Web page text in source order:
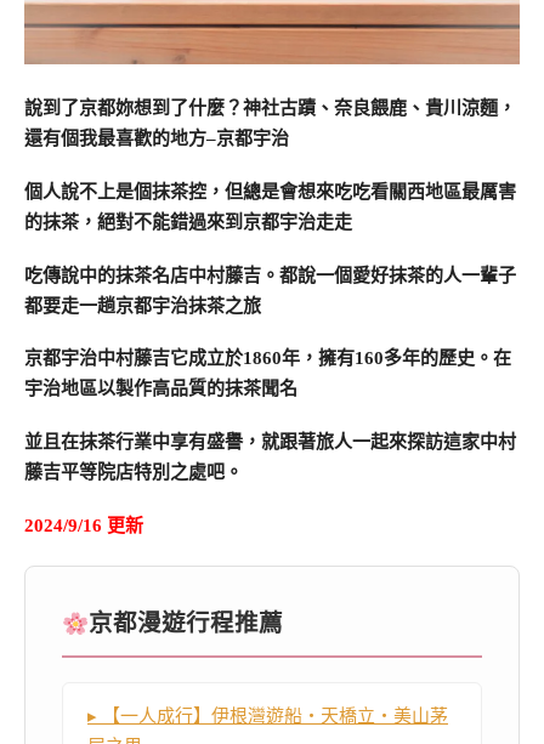
說到了京都妳想到了什麼？神社古蹟、奈良餵鹿、貴川涼麵，
還有個我最喜歡的地方–京都宇治
個人說不上是個抹茶控，但總是會想來吃吃看關西地區最厲害
的抹茶，絕對不能錯過來到京都宇治走走
吃傳說中的抹茶名店中村藤吉 。都說一個愛好抹茶的人一輩子
都要走一趟京都宇治抹茶之旅
京都宇治中村藤吉它成立於1860年，擁有160多年的歷史。在
宇治地區以製作高品質的抹茶聞名
並且在抹茶行業中享有盛譽，就跟著旅人一起來探訪這家中村
藤吉平等院店特別之處吧。
2024/9/16 更新
京都漫遊行程推薦
▸ 【一人成行】伊根灣遊船・天橋立・美山茅